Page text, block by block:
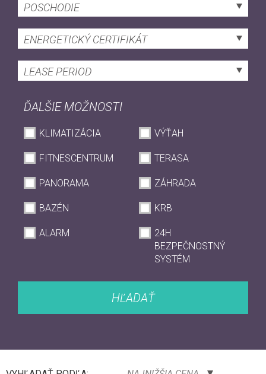
POSCHODIE
ENERGETICKÝ CERTIFIKÁT
LEASE PERIOD
ĎALŠIE MOŽNOSTI
KLIMATIZÁCIA VÝŤAH
FITNESCENTRUM TERASA
PANORAMA ZÁHRADA
BAZÉN KRB
ALARM
24H
BEZPEČNOSTNÝ
SYSTÉM
HĽADAŤ